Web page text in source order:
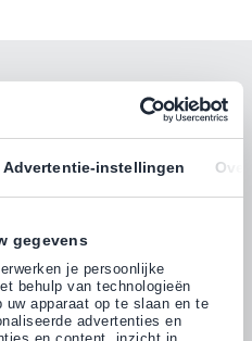
Advertentie-instellingen Over
gegevens
je persoonlijke
behulp van technologieën
apparaat op te slaan en te
advertenties en
auf dem
Abonnieren
uns mit